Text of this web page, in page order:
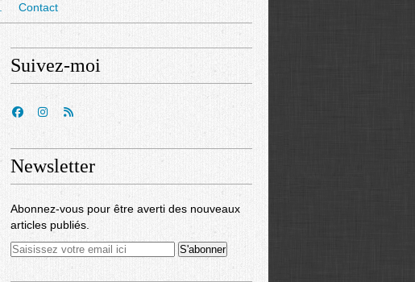
Contact
Suivez-moi
Newsletter
Abonnez-vous pour être averti des nouveaux
articles publiés.